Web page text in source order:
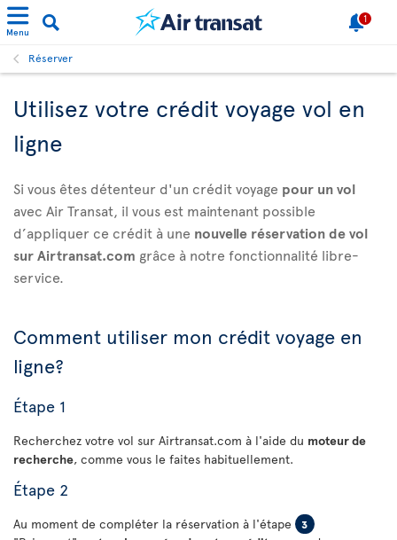
Menu
1
Réserver
Utilisez votre crédit voyage vol en
ligne
Si vous êtes détenteur d'un crédit voyage pour un vol
avec Air Transat, il vous est maintenant possible
d’appliquer ce crédit à une nouvelle réservation de vol
sur Airtransat.com grâce à notre fonctionnalité libre-
service.
Comment utiliser mon crédit voyage en
ligne?
Étape 1
Recherchez votre vol sur Airtransat.com à l'aide du moteur de
recherche, comme vous le faites habituellement.
Étape 2
Au moment de compléter la réservation à l'étape 3